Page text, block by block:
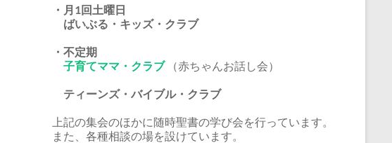
・月1回土曜日
ばいぶる・キッズ・クラブ
・不定期
子育てママ・クラブ（赤ちゃんお話し会）
ティーンズ・バイブル・クラブ
上記の集会のほかに随時聖書の学び会を行っています。
また、各種相談の場を設けています。